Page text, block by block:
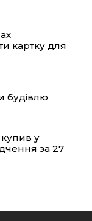
картку для
будівлю
у
за 27